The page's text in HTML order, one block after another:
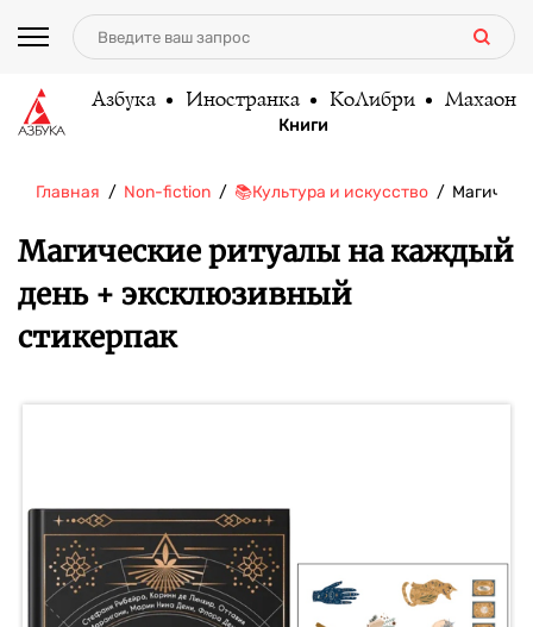
Азбука Иностранка КоЛибри Махаон
Книги
Главная Non-fiction 📚Культура и искусство
Магические ритуалы на каждый
день + эксклюзивный
стикерпак